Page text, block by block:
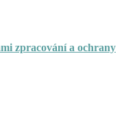
zpracování a ochrany